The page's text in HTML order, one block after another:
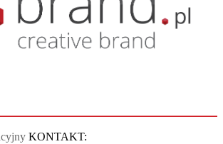
KONTAKT: